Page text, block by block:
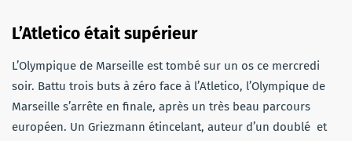
L’Atletico était supérieur
L’Olympique de Marseille est tombé sur un os ce mercredi
soir. Battu trois buts à zéro face à l’Atletico, l’Olympique de
Marseille s’arrête en finale, après un très beau parcours
européen. Un Griezmann étincelant, auteur d’un doublé et